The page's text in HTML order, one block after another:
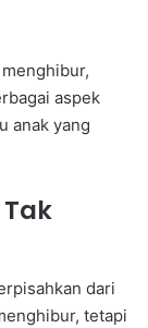
aspek
anak yang
dari
tetapi